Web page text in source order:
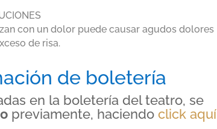
con un dolor puede causar agudos dolores
de risa.
de boletería
en la boletería del teatro, se
previamente, haciendo click aquí